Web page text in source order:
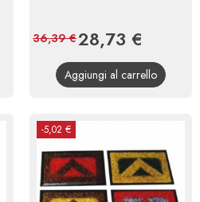
Prezzo
28,73 €
base
36,39 €
Aggiungi al carrello
-5,02 €